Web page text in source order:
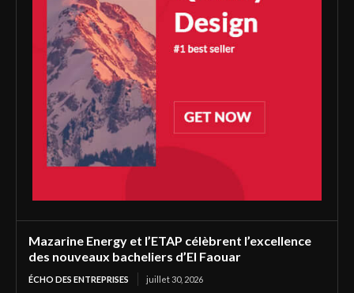
Mazarine Energy et l’ETAP célèbrent l’excellence
des nouveaux bacheliers d’El Faouar
ÉCHO DES ENTREPRISES juillet 30, 2026